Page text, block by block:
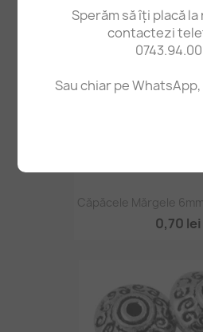
Sperăm să îți placă la
contactezi
Sau chiar pe
Căpăcele Mărgele
0,70 lei